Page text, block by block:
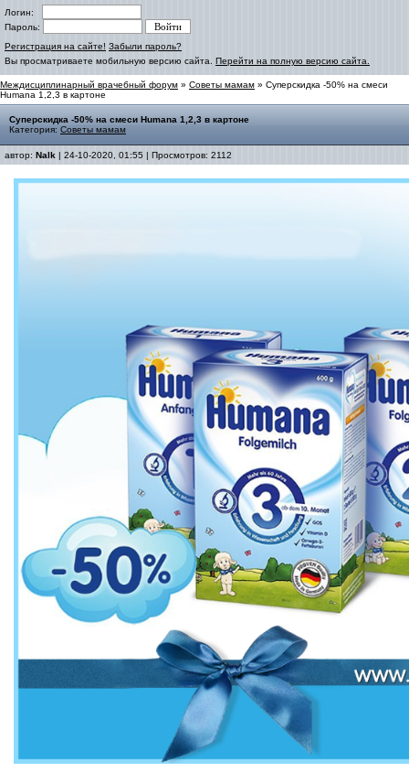
Логин:
Пароль:
Регистрация на сайте! Забыли пароль?
Вы просматриваете мобильную версию сайта. Перейти на полную версию сайта.
Междисциплинарный врачебный форум » Советы мамам » Суперскидка -50% на смеси
Humana 1,2,3 в картоне
Суперскидка -50% на смеси Humana 1,2,3 в картоне
Категория: Советы мамам
автор: Nalk | 24-10-2020, 01:55 | Просмотров: 2112